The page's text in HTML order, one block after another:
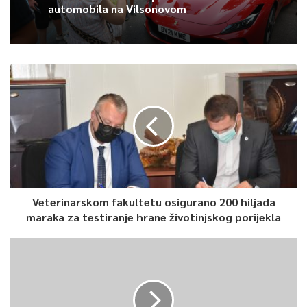
naše strane nisu nikada došli u pitanje. Ne postoji godina da se
ne radi nešto od većih kapitalnih projekata u našim školskim
objektima, ali ipak je u pitanju 15 osnovnih škola i Općina ne bi
tekuće održavanje. To je ipak obaveza Ministarstva“, rekao je
načelnik Efendić.
Također, i ove školske godine Općina je izvršila nabavku
udžbenika i ruksaka za sve učenike upisane u prvi razred
osnovnih škola na području Novog Grada.
automobila na Vilsonovom
Veterinarskom fakultetu osigurano 200 hiljada
maraka za testiranje hrane životinjskog porijekla